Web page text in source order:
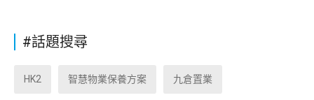
#話題搜尋
HK2 智慧物業保養方案 九倉置業